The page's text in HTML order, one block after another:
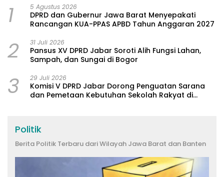
1 5 Agustus 2026
DPRD dan Gubernur Jawa Barat Menyepakati
Rancangan KUA-PPAS APBD Tahun Anggaran 2027
2 31 Juli 2026
Pansus XV DPRD Jabar Soroti Alih Fungsi Lahan,
Sampah, dan Sungai di Bogor
3 29 Juli 2026
Komisi V DPRD Jabar Dorong Penguatan Sarana
dan Pemetaan Kebutuhan Sekolah Rakyat di
Politik
Berita Politik Terbaru dari Wilayah Jawa Barat dan Banten